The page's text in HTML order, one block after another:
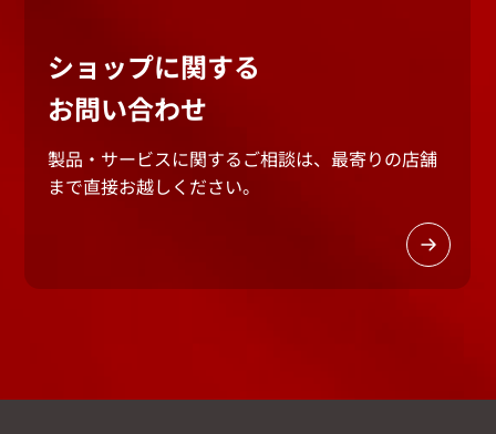
ショップに関する
お問い合わせ
製品・サービスに関するご相談は、最寄りの店舗
まで直接お越しください。